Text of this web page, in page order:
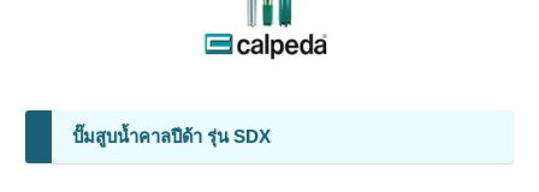
ปั๊มสูบน้ำคาลปีด้า รุ่น SDX